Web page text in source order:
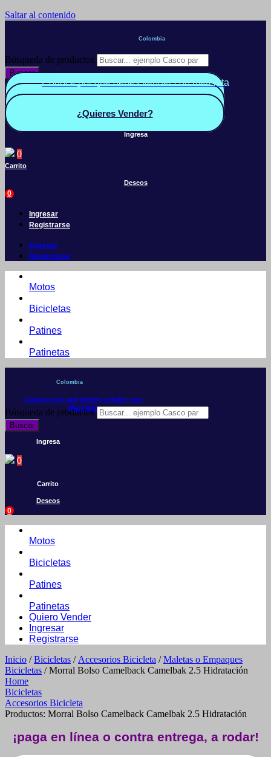
Saltar al contenido
Colombia
Búsqueda de productos
Buscar
Conoce por qué debes vender con mercleta
Quiero Vender
¿Quieres Vender?
Ingresa
0
Carrito
Deseos
0
Ingresar
Registrarse
Ingresar
Registrarse
Motos
Bicicletas
Patines
Patinetas
Colombia
Conoce por qué debes vender con
Mercleta
Búsqueda de productos
Buscar
Ingresa
0
Carrito
Deseos
0
Motos
Bicicletas
Patines
Patinetas
Quiero Vender
Ingresar
Registrarse
Inicio /Bicicletas / Accesorios Bicicleta /Maletas o Empaques
Bicicletas / Morral Bolso Camelback Camelbak 2.5 Hidratación
Home
Bicicletas
Accesorios Bicicleta
Productos: Morral Bolso Camelback Camelbak 2.5 Hidratación
¡paga en línea o contra entrega, a rodar!